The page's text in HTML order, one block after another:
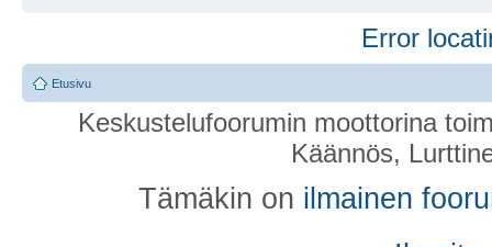
Error
Etusivu
Keskustelufoorumin moottorina
Käännös,
Tämäkin on ilmainen